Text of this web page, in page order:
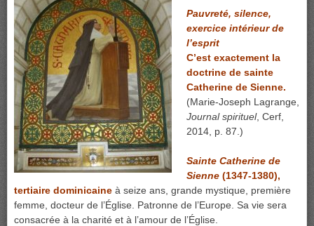
Pauvreté, silence,
exercice intérieur de
l’esprit
C’est exactement la
doctrine de sainte
Catherine de Sienne.
(Marie-Joseph Lagrange,
Journal spirituel, Cerf,
2014, p. 87.)
Sainte Catherine de
Sienne (1347-1380),
tertiaire dominicaine à seize ans, grande mystique, première
femme, docteur de l’Église. Patronne de l’Europe. Sa vie sera
consacrée à la charité et à l’amour de l’Église.